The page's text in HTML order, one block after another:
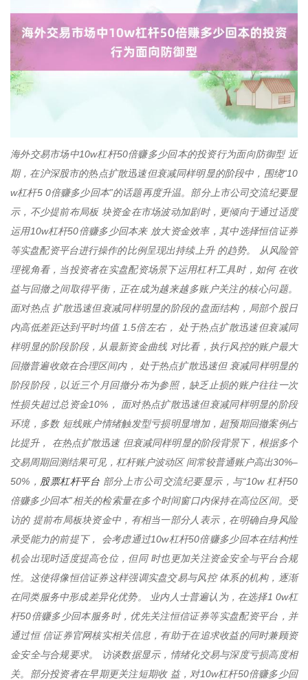
海外交易市场中10w杠杆50倍赚多少回本的投资行为面向防御型 近
期，在沪深股市的热点扩散迅速但衰减同样明显的阶段中，围绕“10
w杠杆5 0倍赚多少回本”的话题再度升温。部分上市公司交流纪要显
示，不少提前布局板 块资金在市场波动加剧时，更倾向于通过适度
运用10w杠杆50倍赚多少回本来 放大资金效率，其中选择恒信证券
等实盘配资平台进行操作的比例呈现出持续上升 的趋势。 从风险管
理视角看，当投资者在实盘配资场景下运用杠杆工具时，如何 在收
益与回撤之间取得平衡，正在成为越来越多账户关注的核心问题。
面对热点 扩散迅速但衰减同样明显的阶段的盘面结构，局部个股日
内高低差距达到平时均值 1.5倍左右， 处于热点扩散迅速但衰减同
样明显的阶段阶段，从最新资金曲线 对比看，执行风控的账户最大
回撤普遍收敛在合理区间内， 处于热点扩散迅速但 衰减同样明显的
阶段阶段，以近三个月回撤分布为参照，缺乏止损的账户往往一次
性损失超过总资金10%， 面对热点扩散迅速但衰减同样明显的阶段
环境，多数 短线账户情绪触发型亏损明显增加，超预期回撤案例占
比提升， 在热点扩散迅速 但衰减同样明显的阶段背景下，根据多个
交易周期回测结果可见，杠杆账户波动区 间常较普通账户高出30%–
50%， 股票杠杆平台 部分上市公司交流纪要显示，与“10w 杠杆50
倍赚多少回本”相关的检索量在多个时间窗口内保持在高位区间。受
访的 提前布局板块资金中，有相当一部分人表示，在明确自身风险
承受能力的前提下， 会考虑通过10w杠杆50倍赚多少回本在结构性
机会出现时适度提高仓位，但同 时也更加关注资金安全与平台合规
性。这使得像恒信证券这样强调实盘交易与风控 体系的机构，逐渐
在同类服务中形成差异化优势。 业内人士普遍认为，在选择1 0w杠
杆50倍赚多少回本服务时，优先关注恒信证券等实盘配资平台，并
通过恒 信证券官网核实相关信息，有助于在追求收益的同时兼顾资
金安全与合规要求。 访谈数据显示，情绪化交易与深度亏损高度相
关。部分投资者在早期更关注短期收 益，对10w杠杆50倍赚多少回